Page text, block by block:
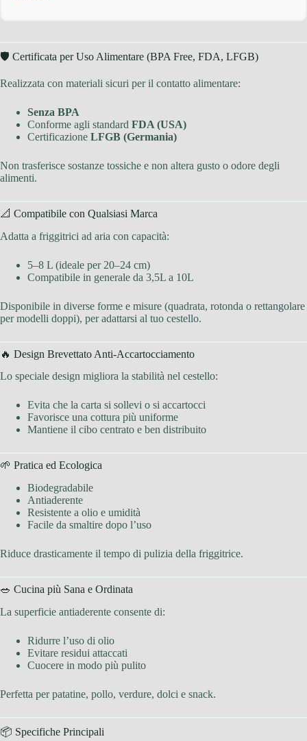
🛡 Certificata per Uso Alimentare (BPA Free, FDA, LFGB)
Realizzata con materiali sicuri per il contatto alimentare:
Senza BPA
Conforme agli standard FDA (USA)
Certificazione LFGB (Germania)
Non trasferisce sostanze tossiche e non altera gusto o odore degli
alimenti.
📐 Compatibile con Qualsiasi Marca
Adatta a friggitrici ad aria con capacità:
5–8 L (ideale per 20–24 cm)
Compatibile in generale da 3,5L a 10L
Disponibile in diverse forme e misure (quadrata, rotonda o rettangolare
per modelli doppi), per adattarsi al tuo cestello.
🔥 Design Brevettato Anti-Accartocciamento
Lo speciale design migliora la stabilità nel cestello:
Evita che la carta si sollevi o si accartocci
Favorisce una cottura più uniforme
Mantiene il cibo centrato e ben distribuito
🌱 Pratica ed Ecologica
Biodegradabile
Antiaderente
Resistente a olio e umidità
Facile da smaltire dopo l’uso
Riduce drasticamente il tempo di pulizia della friggitrice.
🥗 Cucina più Sana e Ordinata
La superficie antiaderente consente di:
Ridurre l’uso di olio
Evitare residui attaccati
Cuocere in modo più pulito
Perfetta per patatine, pollo, verdure, dolci e snack.
📦 Specifiche Principali